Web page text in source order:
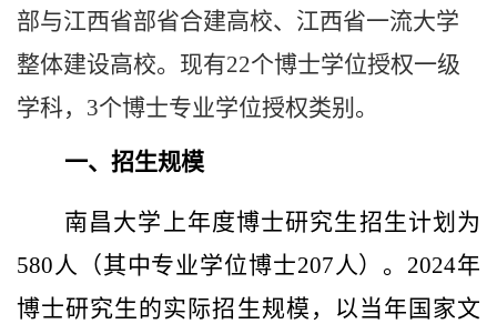
部与江西省部省合建高校、江西省一流大学
整体建设高校。现有22个博士学位授权一级
学科，3个博士专业学位授权类别。
一、招生规模
南昌大学上年度博士研究生招生计划为
580人（其中专业学位博士207人）。2024年
博士研究生的实际招生规模，以当年国家文